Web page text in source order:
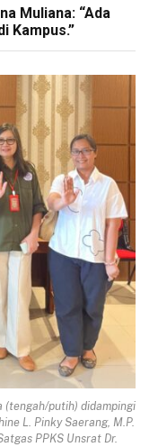
Muliana: “Ada
Kampus.”
putih) didampingi
L. Pinky Saerang, M.P.
PPKS Unsrat Dr.